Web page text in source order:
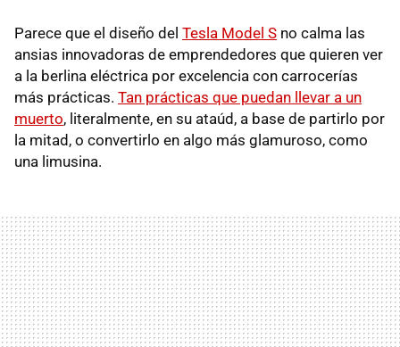
Parece que el diseño del Tesla Model S no calma las
ansias innovadoras de emprendedores que quieren ver
a la berlina eléctrica por excelencia con carrocerías
más prácticas. Tan prácticas que puedan llevar a un
muerto, literalmente, en su ataúd, a base de partirlo por
la mitad, o convertirlo en algo más glamuroso, como
una limusina.